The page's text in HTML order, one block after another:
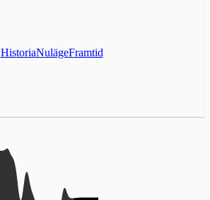
HistoriaNulägeFramtid